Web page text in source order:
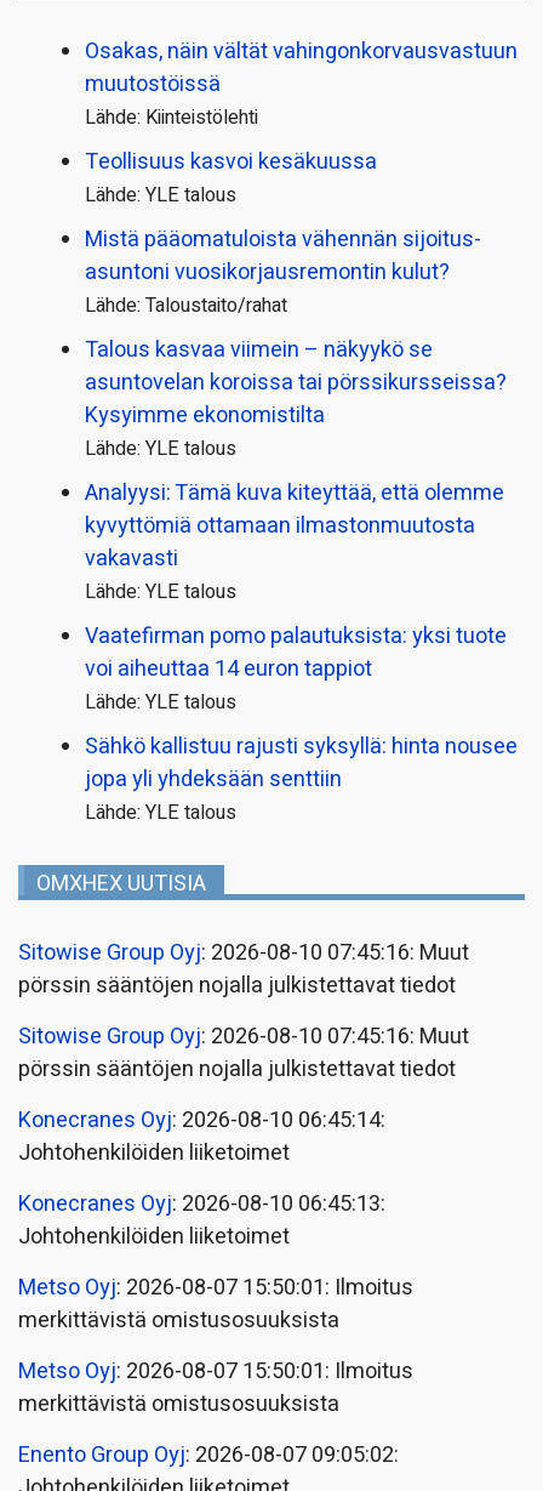
Osakas, näin vältät vahingonkorvausvastuun
muutostöissä
Lähde: Kiinteistölehti
Teollisuus kasvoi kesäkuussa
Lähde: YLE talous
Mistä pääoma­tuloista vähennän sijoitus­
asuntoni vuosikorjaus­remontin kulut?
Lähde: Taloustaito/rahat
Talous kasvaa viimein – näkyykö se
asuntovelan koroissa tai pörssi­kursseissa?
Kysyimme ekonomistilta
Lähde: YLE talous
Analyysi: Tämä kuva kiteyttää, että olemme
kyvyttömiä ottamaan ilmaston­muutosta
vakavasti
Lähde: YLE talous
Vaatefirman pomo palautuksista: yksi tuote
voi aiheuttaa 14 euron tappiot
Lähde: YLE talous
Sähkö kallistuu rajusti syksyllä: hinta nousee
jopa yli yhdeksään senttiin
Lähde: YLE talous
OMXHEX UUTISIA
Sitowise Group Oyj: 2026-08-10 07:45:16: Muut
pörssin sääntöjen nojalla julkistettavat tiedot
Sitowise Group Oyj: 2026-08-10 07:45:16: Muut
pörssin sääntöjen nojalla julkistettavat tiedot
Konecranes Oyj: 2026-08-10 06:45:14:
Johtohenkilöiden liiketoimet
Konecranes Oyj: 2026-08-10 06:45:13:
Johtohenkilöiden liiketoimet
Metso Oyj: 2026-08-07 15:50:01: Ilmoitus
merkittävistä omistusosuuksista
Metso Oyj: 2026-08-07 15:50:01: Ilmoitus
merkittävistä omistusosuuksista
Enento Group Oyj: 2026-08-07 09:05:02: